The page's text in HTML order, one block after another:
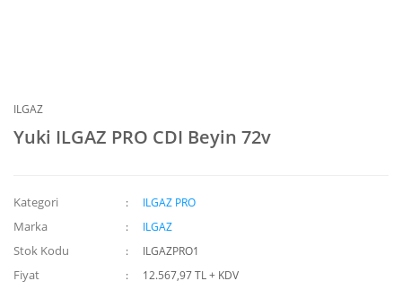
ILGAZ
Yuki ILGAZ PRO CDI Beyin 72v
Kategori ILGAZ PRO
Marka ILGAZ
Stok Kodu ILGAZPRO1
Fiyat
12.567,97 TL + KDV